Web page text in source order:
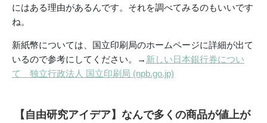
にはある理由があるんです。それを調べてみるのもいいです
ね。
新紙幣については、国立印刷局のホームページに詳細が出て
いるので参考にしてください。→ 新しい日本銀行券につい
て 独立行政法人 国立印刷局 (npb.go.jp)
【自由研究アイデア】なんで多くの商品が値上が